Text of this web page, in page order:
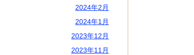
2024年2月
2024年1月
2023年12月
2023年11月